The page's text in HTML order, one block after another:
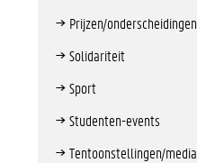
Prijzen/onderscheidingen
Solidariteit
Sport
Studenten-events
Tentoonstellingen/media